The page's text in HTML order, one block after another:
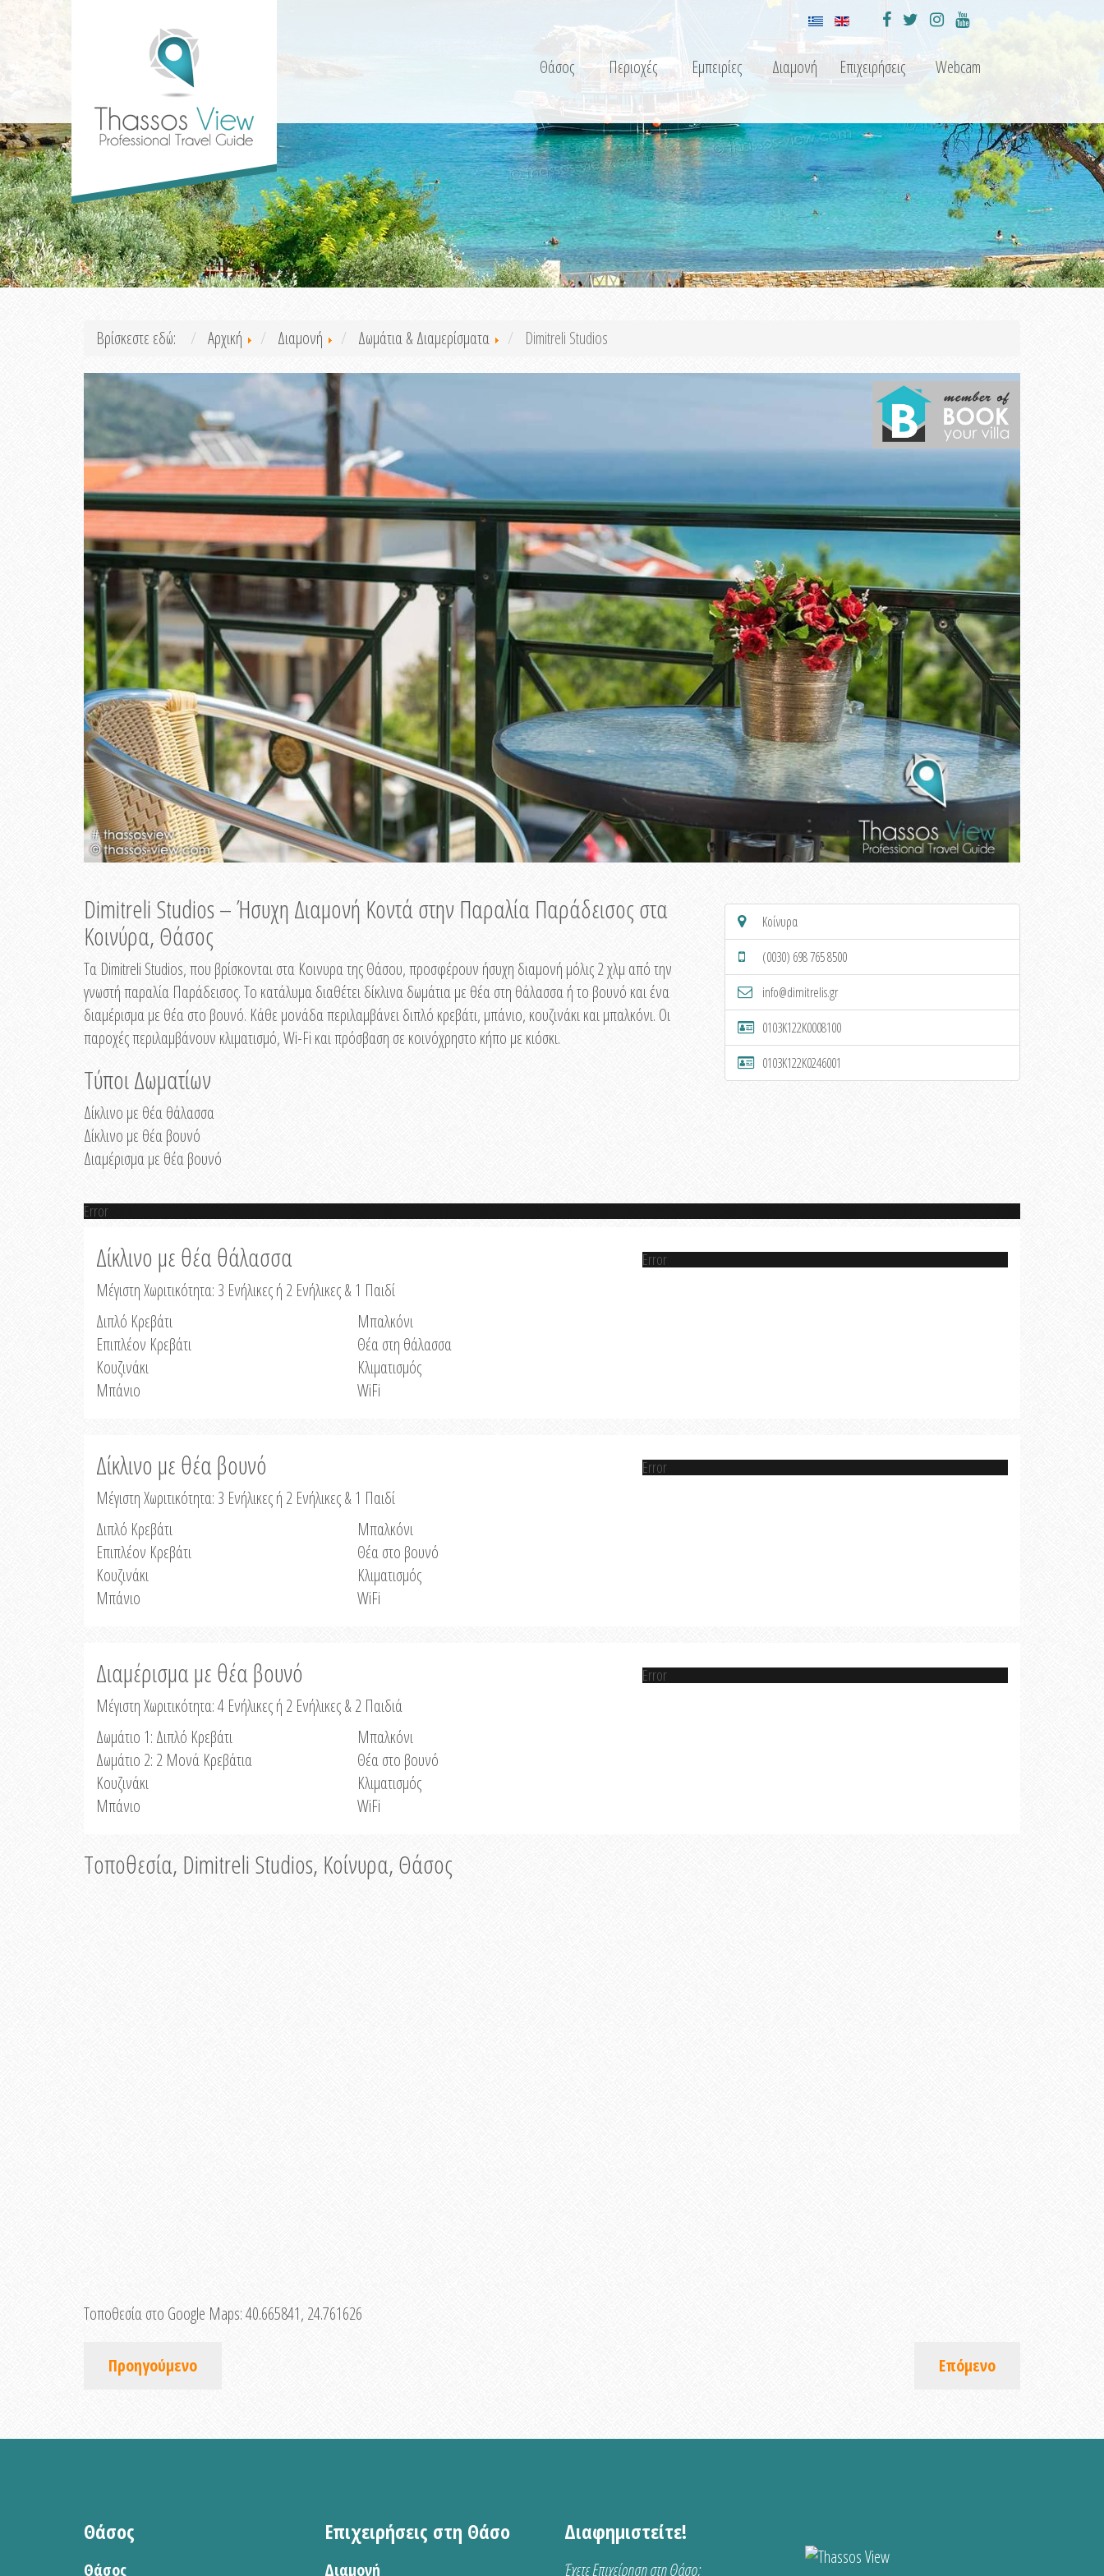
Θάσος Περιοχές Εμπειρίες Διαμονή Επιχειρήσεις Webcam
Βρίσκεστε εδώ: Αρχική Διαμονή Δωμάτια & Διαμερίσματα Dimitreli Studios
Dimitreli Studios – Ήσυχη Διαμονή Κοντά στην Παραλία Παράδεισος στα
Κοινύρα, Θάσος
Τα Dimitreli Studios, που βρίσκονται στα Κοινυρα της Θάσου, προσφέρουν ήσυχη διαμονή μόλις 2 χλμ από την
γνωστή παραλία Παράδεισος. Το κατάλυμα διαθέτει δίκλινα δωμάτια με θέα στη θάλασσα ή το βουνό και ένα
διαμέρισμα με θέα στο βουνό. Κάθε μονάδα περιλαμβάνει διπλό κρεβάτι, μπάνιο, κουζινάκι και μπαλκόνι. Οι
παροχές περιλαμβάνουν κλιματισμό, Wi-Fi και πρόσβαση σε κοινόχρηστο κήπο με κιόσκι.
Τύποι Δωματίων
Δίκλινο με θέα θάλασσα
Δίκλινο με θέα βουνό
Διαμέρισμα με θέα βουνό
Κοίνυρα
(0030) 698 765 8500
info@dimitrelis.gr
0103K122K0008100
0103K122K0246001
Error
Δίκλινο με θέα θάλασσα
Μέγιστη Χωριτικότητα: 3 Ενήλικες ή 2 Ενήλικες & 1 Παιδί
Διπλό Κρεβάτι
Επιπλέον Κρεβάτι
Κουζινάκι
Μπάνιο
Μπαλκόνι
Θέα στη θάλασσα
Κλιματισμός
WiFi
Error
Δίκλινο με θέα βουνό
Μέγιστη Χωριτικότητα: 3 Ενήλικες ή 2 Ενήλικες & 1 Παιδί
Διπλό Κρεβάτι
Επιπλέον Κρεβάτι
Κουζινάκι
Μπάνιο
Μπαλκόνι
Θέα στο βουνό
Κλιματισμός
WiFi
Error
Διαμέρισμα με θέα βουνό
Μέγιστη Χωριτικότητα: 4 Ενήλικες ή 2 Ενήλικες & 2 Παιδιά
Δωμάτιο 1: Διπλό Κρεβάτι
Δωμάτιο 2: 2 Μονά Κρεβάτια
Κουζινάκι
Μπάνιο
Μπαλκόνι
Θέα στο βουνό
Κλιματισμός
WiFi
Error
Τοποθεσία, Dimitreli Studios, Κοίνυρα, Θάσος
Τοποθεσία στο Google Maps:40.665841, 24.761626
Προηγούμενο Επόμενο
Θάσος
Θάσος
Επιχειρήσεις στη Θάσο
Διαμονή
Διαφημιστείτε!
Έχετε Επιχείρηση στη Θάσο;